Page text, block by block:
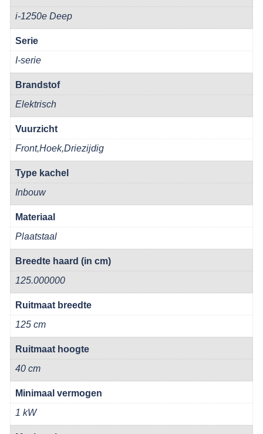
i-1250e Deep
Serie
I-serie
Brandstof
Elektrisch
Vuurzicht
Front,Hoek,Driezijdig
Type kachel
Inbouw
Materiaal
Plaatstaal
Breedte haard (in cm)
125.000000
Ruitmaat breedte
125 cm
Ruitmaat hoogte
40 cm
Minimaal vermogen
1 kW